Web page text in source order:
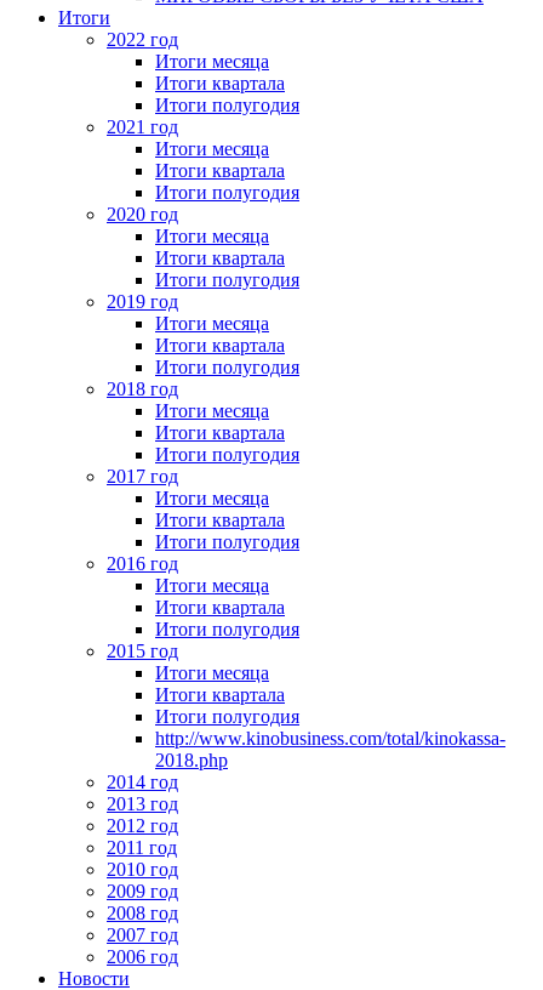
Итоги
2022 год
Итоги месяца
Итоги квартала
Итоги полугодия
2021 год
Итоги месяца
Итоги квартала
Итоги полугодия
2020 год
Итоги месяца
Итоги квартала
Итоги полугодия
2019 год
Итоги месяца
Итоги квартала
Итоги полугодия
2018 год
Итоги месяца
Итоги квартала
Итоги полугодия
2017 год
Итоги месяца
Итоги квартала
Итоги полугодия
2016 год
Итоги месяца
Итоги квартала
Итоги полугодия
2015 год
Итоги месяца
Итоги квартала
Итоги полугодия
http://www.kinobusiness.com/total/kinokassa-
2018.php
2014 год
2013 год
2012 год
2011 год
2010 год
2009 год
2008 год
2007 год
2006 год
Новости